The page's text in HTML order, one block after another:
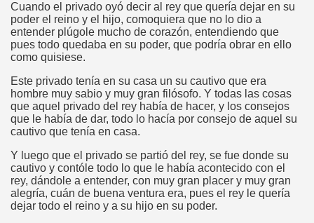
Cuando el privado oyó decir al rey que quería dejar en su
poder el reino y el hijo, comoquiera que no lo dio a
entender plúgole mucho de corazón, entendiendo que
pues todo quedaba en su poder, que podría obrar en ello
como quisiese.
Este privado tenía en su casa un su cautivo que era
hombre muy sabio y muy gran filósofo. Y todas las cosas
que aquel privado del rey había de hacer, y los consejos
que le había de dar, todo lo hacía por consejo de aquel su
cautivo que tenía en casa.
Y luego que el privado se partió del rey, se fue donde su
cautivo y contóle todo lo que le había acontecido con el
rey, dándole a entender, con muy gran placer y muy gran
alegría, cuán de buena ventura era, pues el rey le quería
dejar todo el reino y a su hijo en su poder.